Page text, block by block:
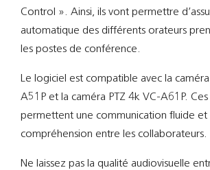
Control ». Ainsi, ils vont permettre
automatique des différents orateurs
les postes de conférence.
Le logiciel est compatible avec la caméra
A51P et la caméra PTZ 4k VC-A61P.
permettent une communication fluide et
compréhension entre les collaborateurs.
Ne laissez pas la qualité audiovisuelle